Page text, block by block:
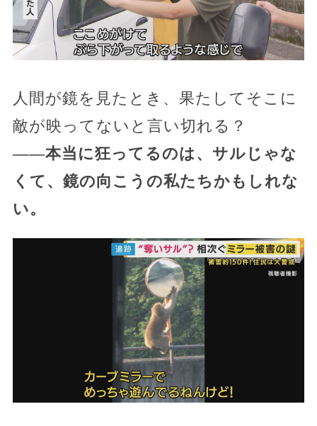
人間が鏡を見たとき、果たしてそこに
敵が映ってないと言い切れる？
――本当に狂ってるのは、サルじゃな
くて、鏡の向こうの私たちかもしれな
い。